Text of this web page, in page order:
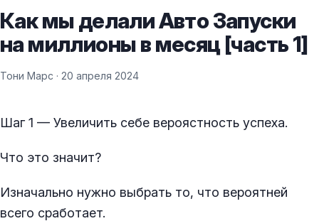
Как мы делали Авто Запуски
на миллионы в месяц [часть 1]
Тони Марс · 20 апреля 2024
Шаг 1 — Увеличить себе вероястность успеха.
Что это значит?
Изначально нужно выбрать то, что вероятней
всего сработает.